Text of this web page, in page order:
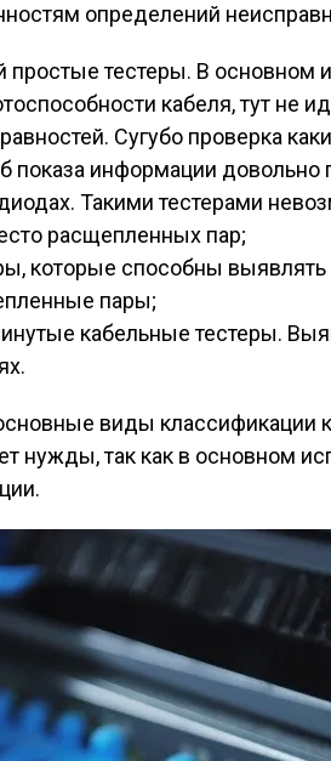
определений
простые тестеры. В основном
кабеля, тут не
Сугубо проверка
показа информации довольно
Такими тестерами
расщепленных пар;
которые способны
пары;
кабельные тестеры.
виды классификации
нужды, так как в основном